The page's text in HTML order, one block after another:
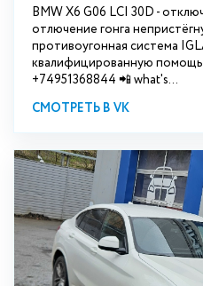
BMW X6 G06 LCI 30D -
отлючение гонга
противоугонная система
квалифицированную помощь
+74951368844 📲 what's...
СМОТРЕТЬ В VK